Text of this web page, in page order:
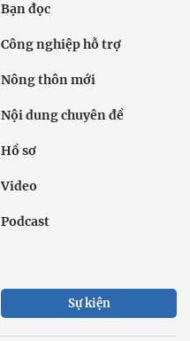
Bạn đọc
Công nghiệp hỗ trợ
Nông thôn mới
Nội dung chuyên đề
Hồ sơ
Video
Podcast
Sự kiện